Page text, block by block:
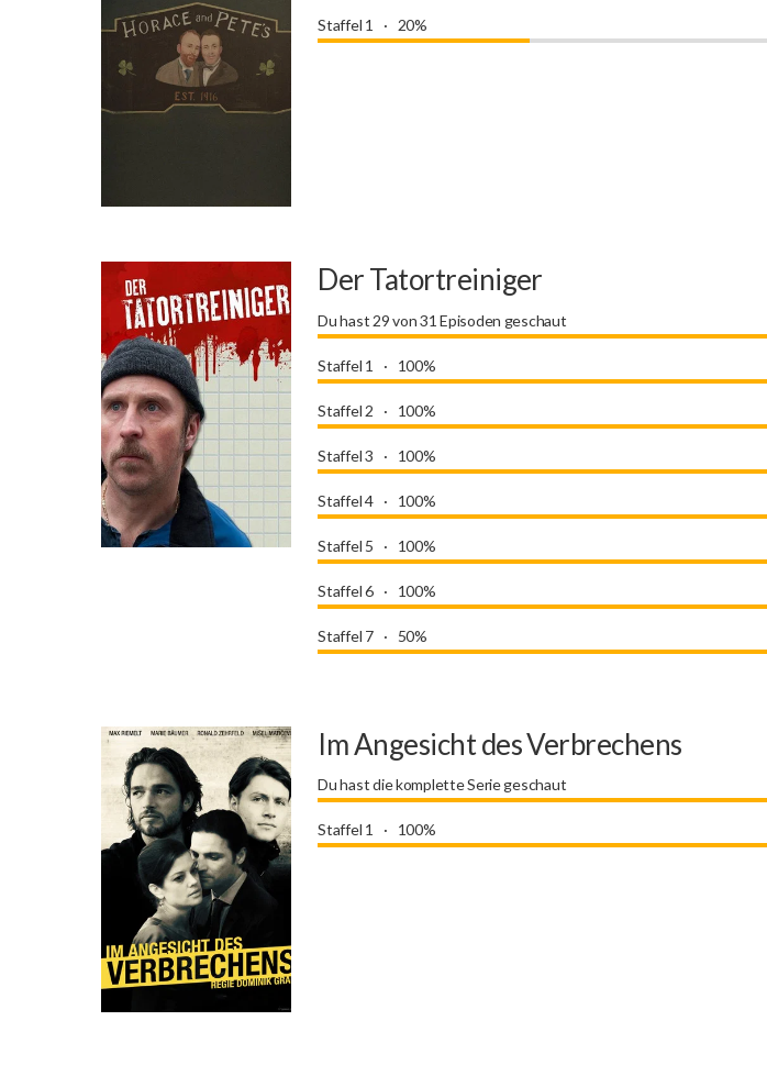
Staffel 1 20%
Der Tatortreiniger
Du hast 29 von 31 Episoden geschaut
Staffel 1 100%
Staffel 2 100%
Staffel 3 100%
Staffel 4 100%
Staffel 5 100%
Staffel 6 100%
Staffel 7 50%
Im Angesicht des Verbrechens
Du hast die komplette Serie geschaut
Staffel 1 100%